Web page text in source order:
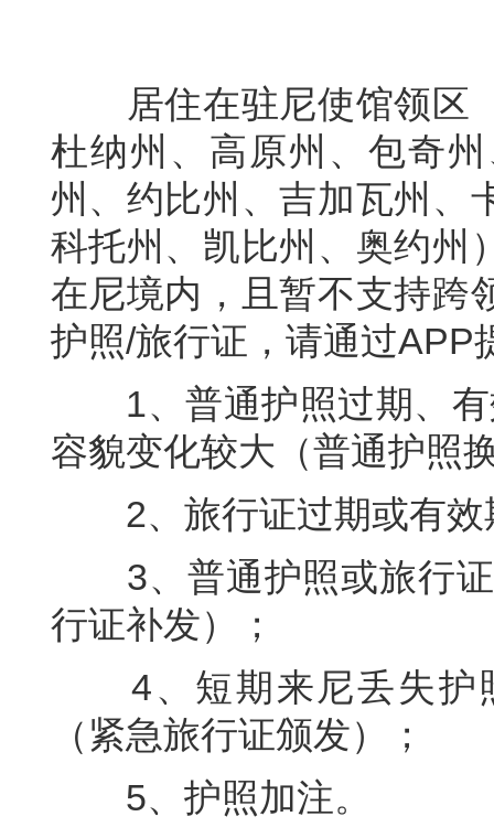
居住在驻尼使馆领区（
杜纳州、高原州、包奇
州、约比州、吉加瓦州、
科托州、凯比州、奥约州
在尼境内，且暂不支持跨
护照/旅行证，请通过APP
1、普通护照过期、有
容貌变化较大（普通护照
2、旅行证过期或有效
3、普通护照或旅行证
行证补发）；
4、短期来尼丢失护
（紧急旅行证颁发）；
5、护照加注。